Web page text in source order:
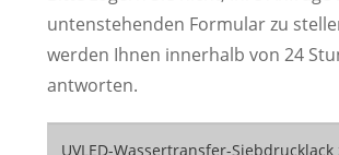
untenstehenden Formular zu
werden Ihnen innerhalb von 24
antworten.